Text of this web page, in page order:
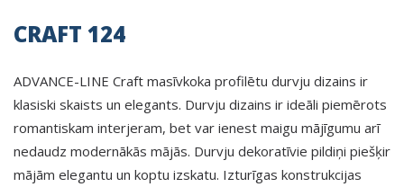
CRAFT 124
ADVANCE-LINE Craft masīvkoka profilētu durvju dizains ir
klasiski skaists un elegants. Durvju dizains ir ideāli piemērots
romantiskam interjeram, bet var ienest maigu mājīgumu arī
nedaudz modernākās mājās. Durvju dekoratīvie pildiņi piešķir
mājām elegantu un koptu izskatu. Izturīgas konstrukcijas